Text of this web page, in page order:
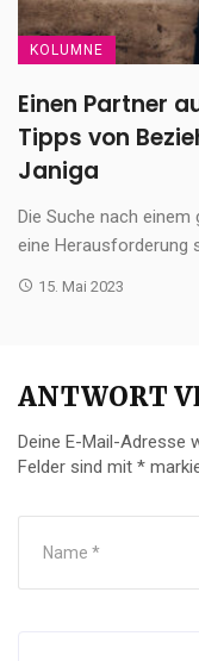
KOLUMNE
Einen Partner
Tipps von
Janiga
Die Suche nach
eine Herausforderung
15. Mai 2023
ANTWORT
Deine E-Mail-Adresse
Felder sind mit *